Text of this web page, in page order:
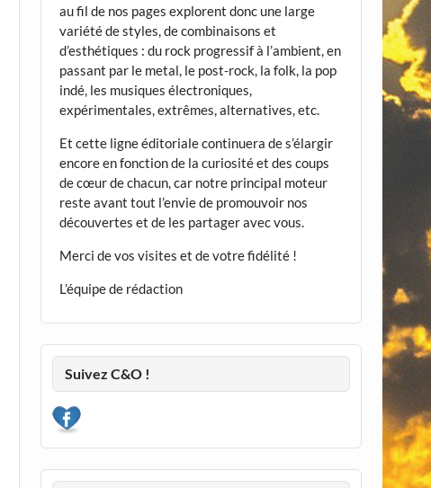
au fil de nos pages explorent donc une large
variété de styles, de combinaisons et
d’esthétiques : du rock progressif à l’ambient, en
passant par le metal, le post-rock, la folk, la pop
indé, les musiques électroniques,
expérimentales, extrêmes, alternatives, etc.
Et cette ligne éditoriale continuera de s’élargir
encore en fonction de la curiosité et des coups
de cœur de chacun, car notre principal moteur
reste avant tout l’envie de promouvoir nos
découvertes et de les partager avec vous.
Merci de vos visites et de votre fidélité !
L’équipe de rédaction
Suivez C&O !